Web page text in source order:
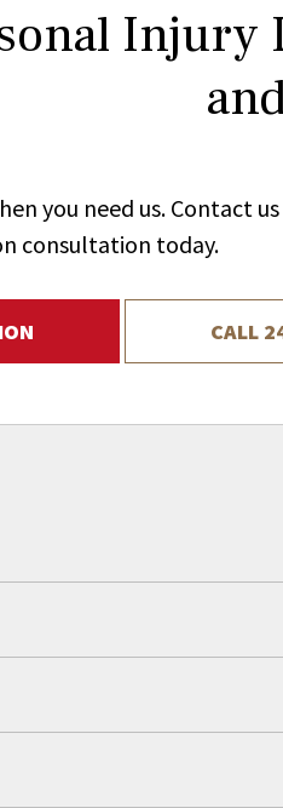
Injury
you need us.
consultation today.
CALL